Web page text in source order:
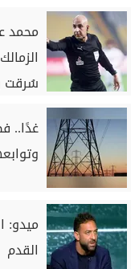
محمد
سُرقت
غدًا..
ميدو:
القدم